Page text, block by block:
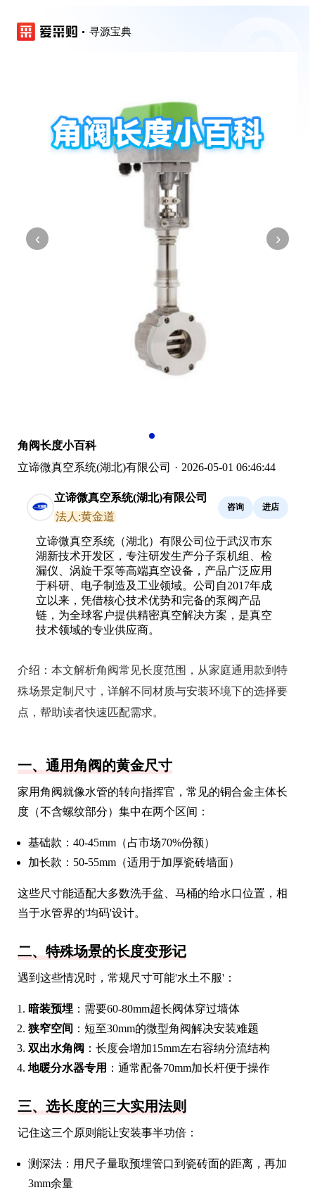
寻源宝典
‹ ›
角阀长度小百科
立谛微真空系统(湖北)有限公司 · 2026-05-01 06:46:44
立谛微真空系统(湖北)有限公司
法人:黄金道
咨询 进店
立谛微真空系统（湖北）有限公司位于武汉市东
湖新技术开发区，专注研发生产分子泵机组、检
漏仪、涡旋干泵等高端真空设备，产品广泛应用
于科研、电子制造及工业领域。公司自2017年成
立以来，凭借核心技术优势和完备的泵阀产品
链，为全球客户提供精密真空解决方案，是真空
技术领域的专业供应商。
介绍： 本文解析角阀常见长度范围，从家庭通用款到特
殊场景定制尺寸，详解不同材质与安装环境下的选择要
点，帮助读者快速匹配需求。
一、通用角阀的黄金尺寸
家用角阀就像水管的转向指挥官，常见的铜合金主体长
度（不含螺纹部分）集中在两个区间：
基础款：40-45mm（占市场70%份额）
加长款：50-55mm（适用于加厚瓷砖墙面）
这些尺寸能适配大多数洗手盆、马桶的给水口位置，相
当于水管界的'均码'设计。
二、特殊场景的长度变形记
遇到这些情况时，常规尺寸可能'水土不服'：
暗装预埋 ：需要60-80mm超长阀体穿过墙体
狭窄空间 ：短至30mm的微型角阀解决安装难题
双出水角阀 ：长度会增加15mm左右容纳分流结构
地暖分水器专用 ：通常配备70mm加长杆便于操作
三、选长度的三大实用法则
记住这三个原则能让安装事半功倍：
测深法：用尺子量取预埋管口到瓷砖面的距离，再加
3mm余量